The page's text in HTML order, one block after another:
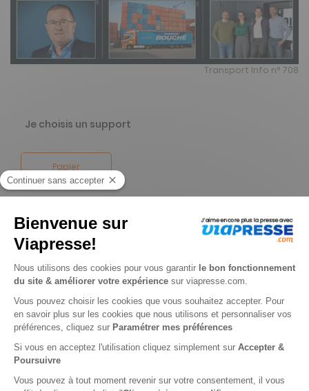
Transport Info n° 708
Je choisis un support
Papier
Abonnement 1 an
12 n° • Papier + Version digitale offerte
150€45 Tarif Kiosque : 359€88
Tarif France métropolitaine
Renouvellement à date d’anniversaire